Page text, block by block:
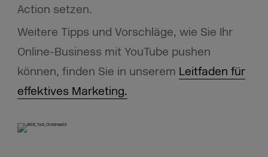
Action setzen.
Weitere Tipps und Vorschläge, wie Sie Ihr
Online-Business mit YouTube pushen
können, finden Sie in unserem Leitfaden für
effektives Marketing.